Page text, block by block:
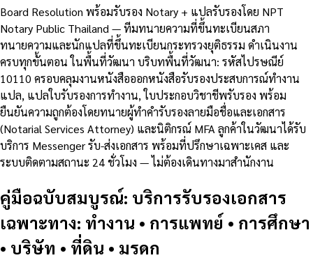
Board Resolution พร้อมรับรอง Notary + แปลรับรองโดย NPT
Notary Public Thailand — ทีมทนายความที่ขึ้นทะเบียนสภา
ทนายความและนักแปลที่ขึ้นทะเบียนกระทรวงยุติธรรม ดำเนินงาน
ครบทุกขั้นตอน ในพื้นที่วัฒนา บริบทพื้นที่วัฒนา: รหัสไปรษณีย์
10110 ครอบคลุมงานหนังสือออกหนังสือรับรองประสบการณ์ทำงาน
แปล, แปลใบรับรองการทำงาน, ใบประกอบวิชาชีพรับรอง พร้อม
ยืนยันความถูกต้องโดยทนายผู้ทำคำรับรองลายมือชื่อและเอกสาร
(Notarial Services Attorney) และนิติกรณ์ MFA ลูกค้าในวัฒนาได้รับ
บริการ Messenger รับ-ส่งเอกสาร พร้อมที่ปรึกษาเฉพาะเคส และ
ระบบติดตามสถานะ 24 ชั่วโมง — ไม่ต้องเดินทางมาสำนักงาน
คู่มือฉบับสมบูรณ์: บริการรับรองเอกสาร
เฉพาะทาง: ทำงาน • การแพทย์ • การศึกษา
• บริษัท • ที่ดิน • มรดก